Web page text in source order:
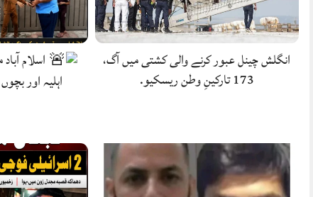
انگلش چینل عبور کرنے والی کشتی میں آگ،
173 تارکینِ وطن ریسکیو.
اسلام
اہلیہ اور